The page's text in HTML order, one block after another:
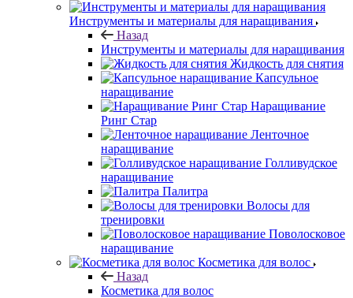
Инструменты и материалы для наращивания
Назад
Инструменты и материалы для наращивания
Жидкость для снятия
Капсульное
наращивание
Наращивание
Ринг Стар
Ленточное
наращивание
Голливудское
наращивание
Палитра
Волосы для
тренировки
Поволосковое
наращивание
Косметика для волос
Назад
Косметика для волос